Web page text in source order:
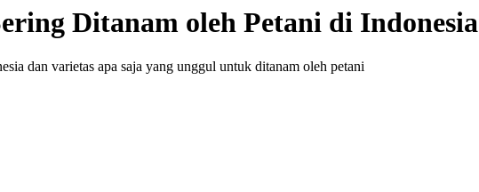
Ditanam oleh Petani di Indonesia
dan varietas apa saja yang unggul untuk ditanam oleh petani